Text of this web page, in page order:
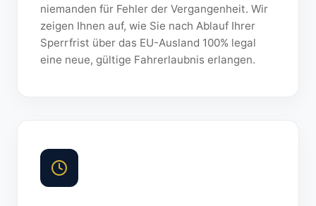
niemanden für Fehler der Vergangenheit. Wir
zeigen Ihnen auf, wie Sie nach Ablauf Ihrer
Sperrfrist über das EU-Ausland 100% legal
eine neue, gültige Fahrerlaubnis erlangen.